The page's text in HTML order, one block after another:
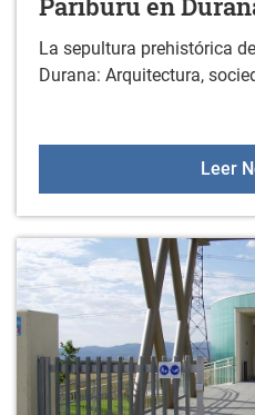
Pariburu en
La sepultura prehistórica
Durana: Arquitectura,
Leer